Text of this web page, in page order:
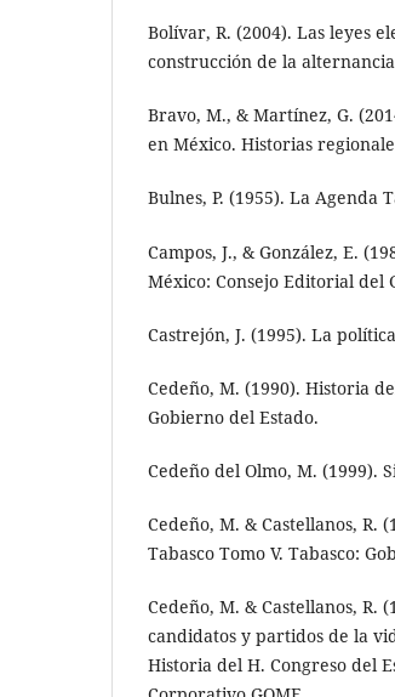
Bolívar, R. (2004). Las leyes
construcción de la
Bravo, M., & Martínez, G.
en México. Historias
Bulnes, P. (1955). La Agenda
Campos, J., & González, E.
México: Consejo Editorial del
Castrejón, J. (1995). La
Cedeño, M. (1990). Historia
Gobierno del Estado.
Cedeño del Olmo, M. (1999).
Cedeño, M. & Castellanos, R.
Tabasco Tomo V. Tabasco:
Cedeño, M. & Castellanos, R.
candidatos y partidos de la
Historia del H. Congreso del